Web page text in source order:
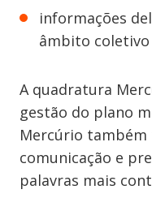
informações
âmbito coletivo
A quadratura
gestão do plano
Mercúrio também
comunicação e
palavras mais